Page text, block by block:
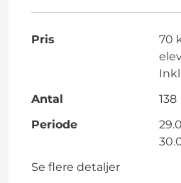
Pris
70
Antal
138
Periode
Se flere detaljer